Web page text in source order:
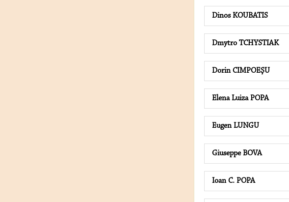
Dinos KOUBATIS
Dmytro TCHYSTIAK
Dorin CIMPOEŞU
Elena Luiza POPA
Eugen LUNGU
Giuseppe BOVA
Ioan C. POPA